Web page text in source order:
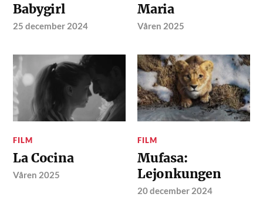
Babygirl
25 december 2024
Maria
Våren 2025
FILM
La Cocina
Våren 2025
FILM
Mufasa:
Lejonkungen
20 december 2024